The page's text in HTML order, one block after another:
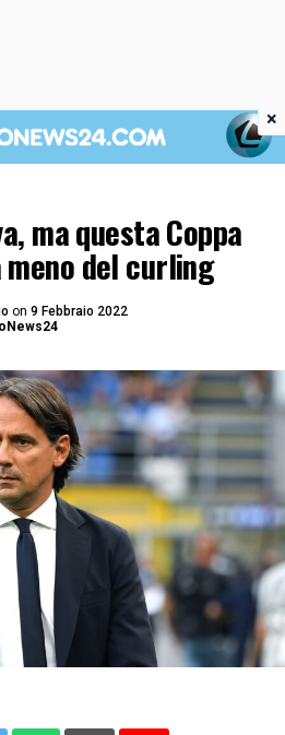
ma questa Coppa
del curling
on 9 Febbraio 2022
×